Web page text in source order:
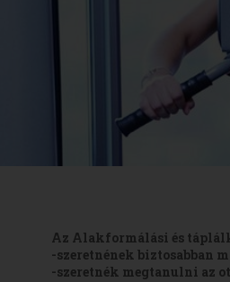
Az Alakformálási és
-szeretnének biztosabban
-szeretnék megtanulni az